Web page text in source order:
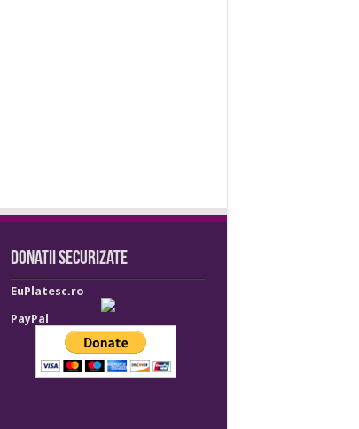
Donatii securizate
EuPlatesc.ro
PayPal